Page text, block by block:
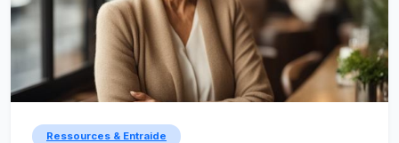
Ressources & Entraide